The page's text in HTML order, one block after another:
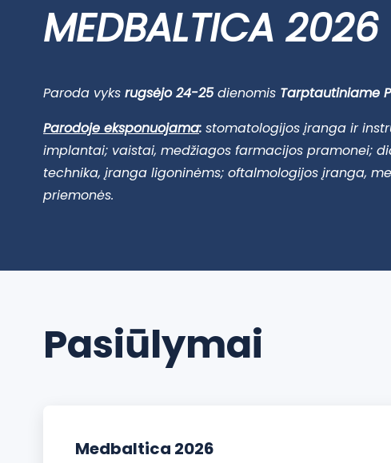
MEDBALTICA 2026
Paroda vyks rugsėjo 24-25dienomis Tarptautiniame
Parodoje eksponuojama: stomatologijos įranga ir
implantai; vaistai, medžiagos farmacijos pramonei;
technika, įranga ligoninėms; oftalmologijos įranga,
priemonės.
Pasiūlymai
Medbaltica 2026